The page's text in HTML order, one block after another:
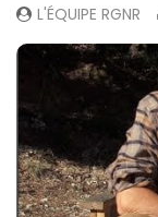
L'ÉQUIPE RGNR